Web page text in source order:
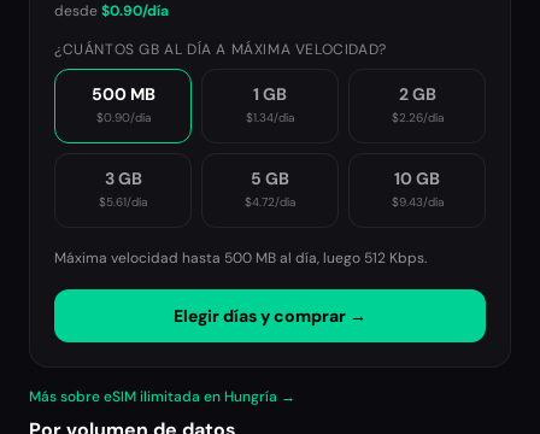
desde$0.90/día
¿CUÁNTOS GB AL DÍA A MÁXIMA VELOCIDAD?
500 MB
$0.90/día
1 GB
$1.34/día
2 GB
$2.26/día
3 GB
$5.61/día
5 GB
$4.72/día
10 GB
$9.43/día
Máxima velocidad hasta 500 MB al día, luego 512 Kbps.
Elegir días y comprar →
Más sobre eSIM ilimitada en Hungría →